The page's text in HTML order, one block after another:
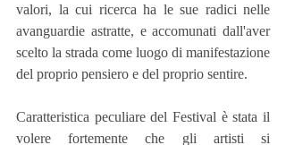
valori, la cui ricerca ha le sue radici nelle
avanguardie astratte, e accomunati dall'aver
scelto la strada come luogo di manifestazione
del proprio pensiero e del proprio sentire.
Caratteristica peculiare del Festival è stata il
volere fortemente che gli artisti si